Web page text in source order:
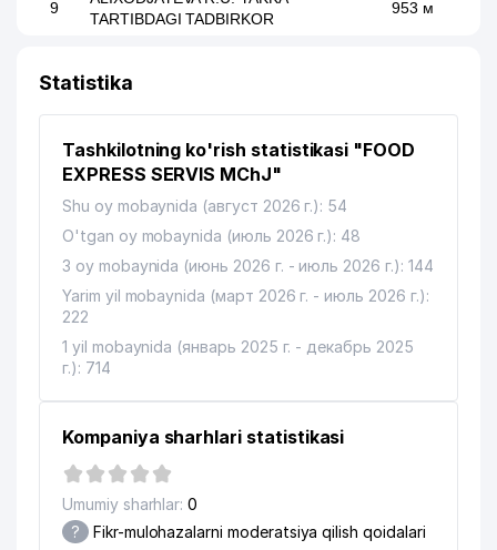
9
TARTIBDAGI TADBIRKOR
953 м
Statistika
Tashkilotning ko'rish statistikasi "FOOD
EXPRESS SERVIS MChJ"
Shu oy mobaynida (август 2026 г.): 54
O'tgan oy mobaynida (июль 2026 г.): 48
3 oy mobaynida (июнь 2026 г. - июль 2026 г.): 144
Yarim yil mobaynida (март 2026 г. - июль 2026 г.):
222
1 yil mobaynida (январь 2025 г. - декабрь 2025
г.): 714
Kompaniya sharhlari statistikasi
Umumiy sharhlar: 0
? Fikr-mulohazalarni moderatsiya qilish qoidalari